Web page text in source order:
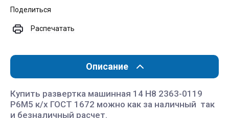
Поделиться
Распечатать
Описание
Купить развертка машинная 14 H8 2363-0119
Р6М5 к/х ГОСТ 1672 можно как за наличный так
и безналичный расчет.